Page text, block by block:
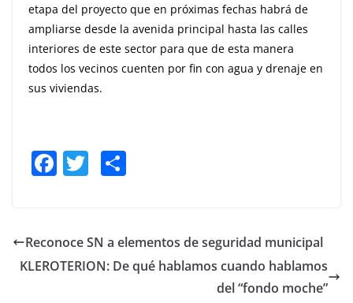
etapa del proyecto que en próximas fechas habrá de
ampliarse desde la avenida principal hasta las calles
interiores de este sector para que de esta manera
todos los vecinos cuenten por fin con agua y drenaje en
sus viviendas.
F
e
b
T
er e
Reconoce SN a elementos de seguridad municipal
KLEROTERION: De qué hablamos cuando hablamos
del “fondo moche”